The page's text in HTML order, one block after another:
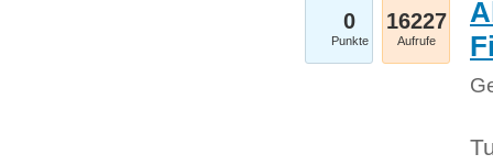
0
Punkte
16227
Aufrufe